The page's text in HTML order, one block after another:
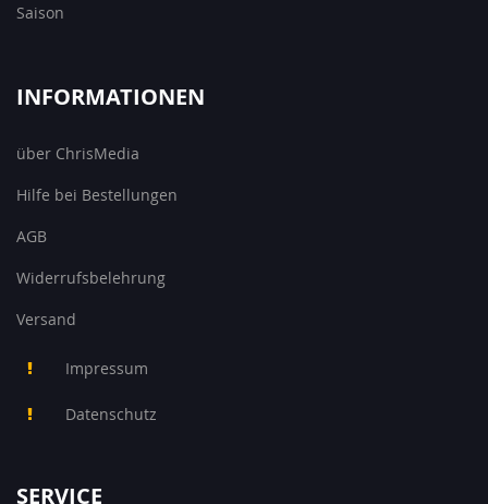
Saison
INFORMATIONEN
über ChrisMedia
Hilfe bei Bestellungen
AGB
Widerrufsbelehrung
Versand
Impressum
Datenschutz
SERVICE